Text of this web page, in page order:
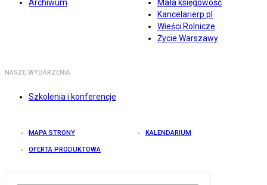
Archiwum
Mała księgowość
Kancelarierp.pl
Wieści Rolnicze
Życie Warszawy
NASZE WYDARZENIA
Szkolenia i konferencje
MAPA STRONY KALENDARIUM
OFERTA PRODUKTOWA